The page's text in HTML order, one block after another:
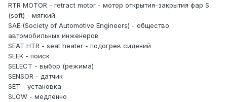
RTR MOTOR - retract motor - мотор открытия-закрытия фар S
(soft) - мягкий
SAE (Society of Automotive Engineers) - общество
автомобильных инженеров
SEAT HTR - seat heater - подогрев сидений
SEEK - поиск
SELECT - выбор (режима)
SENSOR - датчик
SET - установка
SLOW - медленно